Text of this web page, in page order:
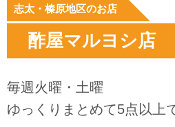
志太・榛原地区のお店
酢屋マルヨシ店
毎週火曜・土曜
ゆっくりまとめて5点以上